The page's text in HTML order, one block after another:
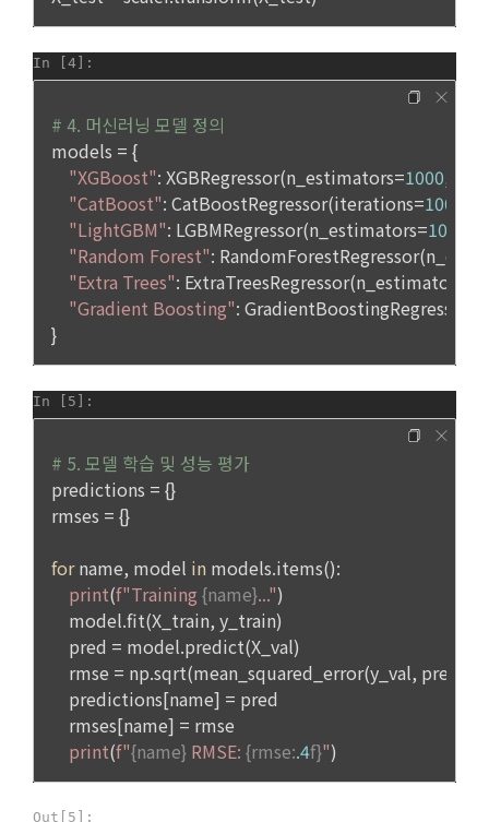
5. “회원”은 이용계약 성립 후, 당사의 동의 없이 임의로 회원 ID
를 변경할 수 없다.
6. 약관 및 실정법 위반 시 “회원”의 서비스 이용 제약이 생길 수
있다.
제 6 조 (개인정보)
1. “개인회원” 및 “인재회원”의 개인정보보호에 관해서는 관련법
령 및 본 약관에서 정한 바에 의한다.
2. “회사”는 이용계약과 서비스의 원활한 이행을 위하여 “개인회
원” 및 “인재회원”이 “서비스”를 이용하며 제공·생산한 정보를
수집할 수 있다.
3. “개인회원” 및 “인재회원”은 언제든지 원하는 경우에 서비스
에 제공한 개인정보의 수집과 이용에 대한 동의를 철회할 수 있
다. 다만 그 경우에는 일정 부분 서비스의 이용이 제한될 수 있
제 7 조 (서비스의 내용과 이용)
서비스 내용은 다음 각 호와 같다.
가. 대회
나. 교육
다. 인재풀 등록 서비스
라. 커리어 개발과 대회와 관련된 교육 제반 서비스
마. 기타 "회사"가 추가 개발하거나 제휴계약 등을 통해 "회원"에
게 제공하는 일체의 서비스
2. "회사"는 필요한 경우 서비스의 내용을 추가 또는 변경할 수
있다. 단, 이 경우 "회사"는 추가 또는 변경내용을 "회원"에게 공
에 대해 동의를 하고 직접 정보를 입력하는 경우, 해당 개인정보
를 수집
2) 데이콘 인재풀 등록, 기업 요금 정산, 이벤트 응모, 고객센터
문의 등의 방법으로 수집
3) 운영자를 통한 문의 과정에서 웹페이지, 메일, 팩스, 전화 등
을 통해 이용자의 개인정보가 수집
4) 오프라인에서 진행되는 이벤트, 세미나, 시상식 등에서 서면
을 통해 개인정보가 수집
5) 데이콘과 제휴한 외부 기업이나 단체로부터 개인정보를 제공
받을 수 있으며, 이러한 경우에는 정보통신망법에 따라 제휴사
에서 이용자에게 개인정보 제공 동의 등을 받은 후에 데이콘에
제공합니다.
6) 기기정보와 같은 생성정보는 PC웹, 모바일 웹/앱 이용 과정
4. 수집한 개인정보의 이용
데이콘 및 데이콘 관련 제반 서비스(모바일 웹/앱 포함)의 회원
관리, 서비스 개발·제공 및 향상, 안전한 인터넷 이용환경 구축
등 아래의 목적으로만 개인정보를 이용합니다.
회원 가입 의사의 확인, 이용자 및 법정대리인의 본인 확인, 이용
자 식별, 회원탈퇴 의사의 확인 등 회원관리를 위하여 개인정보
를 이용합니다.